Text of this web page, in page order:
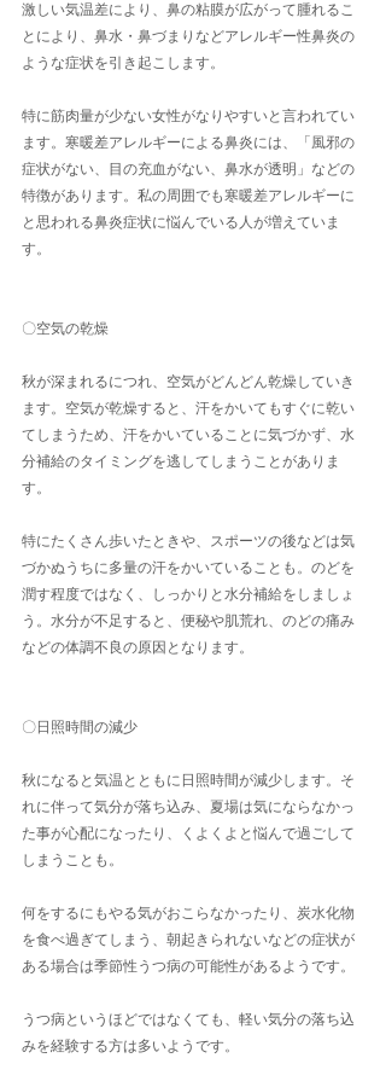
​激しい気温差により、鼻の粘膜が広がって腫れるこ
とにより、鼻水・鼻づまりなどアレルギー性鼻炎の
ような症状を引き起こします。
特に筋肉量が少ない女性がなりやすいと言われてい
ます。寒暖差アレルギーによる鼻炎には、「風邪の
症状がない、目の充血がない、鼻水が透明」などの
特徴があります。私の周囲でも寒暖差アレルギーに
と思われる鼻炎症状に悩んでいる人が増えていま
す。
〇空気の乾燥
​秋が深まれるにつれ、空気がどんどん乾燥していき
ます。空気が乾燥すると、汗をかいてもすぐに乾い
てしまうため、汗をかいていることに気づかず、水
分補給のタイミングを逃してしまうことがありま
す。
特にたくさん歩いたときや、スポーツの後などは気
づかぬうちに多量の汗をかいていることも。のどを
潤す程度ではなく、しっかりと水分補給をしましょ
う。水分が不足すると、便秘や肌荒れ、のどの痛み
などの体調不良の原因となります。
〇日照時間の減少
​秋になると気温とともに日照時間が減少します。そ
れに伴って気分が落ち込み、夏場は気にならなかっ
た事が心配になったり、くよくよと悩んで過ごして
しまうことも。
何をするにもやる気がおこらなかったり、炭水化物
を食べ過ぎてしまう、朝起きられないなどの症状が
ある場合は季節性うつ病の可能性があるようです。
うつ病というほどではなくても、軽い気分の落ち込
みを経験する方は多いようです。